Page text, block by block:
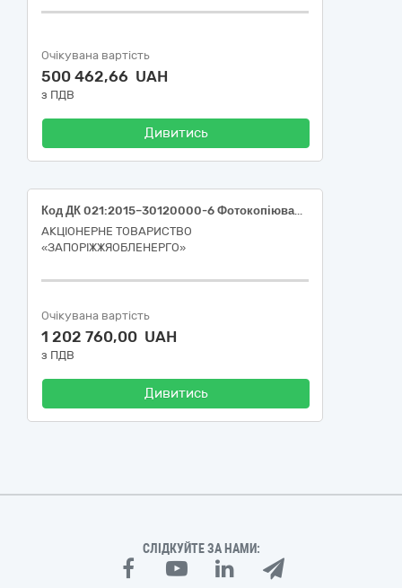
Очікувана вартість
500 462,66 UAH
з ПДВ
Дивитись
Код ДК 021:2015–30120000-6 Фотокопіювальне та поліграфічне обладнання для офсетного друку (Багатофункціональні пристрої)
АКЦІОНЕРНЕ ТОВАРИСТВО
«ЗАПОРІЖЖЯОБЛЕНЕРГО»
Очікувана вартість
1 202 760,00 UAH
з ПДВ
Дивитись
СЛІДКУЙТЕ ЗА НАМИ: